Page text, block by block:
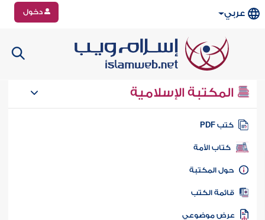
عربي دخول
المكتبة الإسلامية
كتب PDF
كتاب الأمة
المكتبة